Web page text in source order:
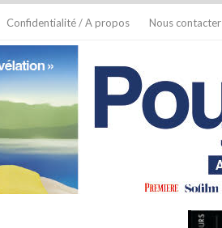
Confidentialité / A propos Nous contacter